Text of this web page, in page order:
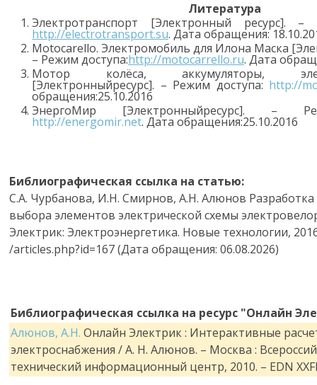
Литература
Электротранспорт [Электронный ресурс]. –
http://electrotransport.su. Дата обращения:
Motocarello. Электромобиль для Илона Маска
– Режим доступа:http://motocarrello.ru. Дата
Мотор колёса, аккумуляторы,
[Электронныйресурс]. – Режим доступа: http://
обращения:25.10.2016
ЭнергоМир [Электронныйресурс]. –
http://energomir.net. Дата обращения:25.10.2016
Библиографическая ссылка на статью:
С.А. Чурбанова, И.Н. Смирнов, А.Н. Алюнов
выбора элементов электрической схемы
Электрик: Электроэнергетика. Новые технологии,
/articles.php?id=167 (Дата обращения: 06.08.2026)
Библиографическая ссылка на ресурс "Онлайн
Алюнов, А.Н. Онлайн Электрик : Интерактивные
электроснабжения / А. Н. Алюнов. – Москва :
технический информационный центр, 2010. – EDN